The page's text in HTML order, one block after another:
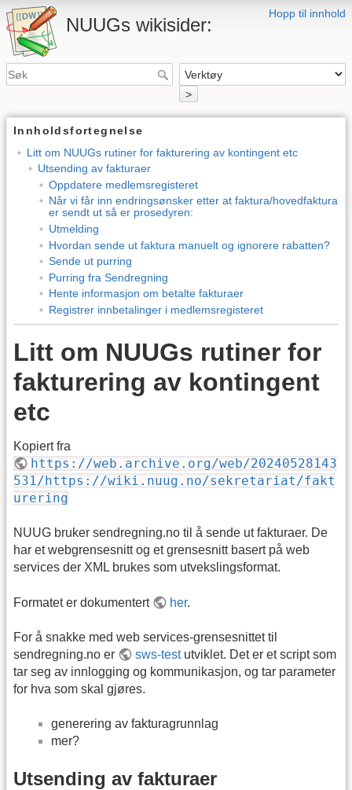
Hopp til innhold
NUUGs wikisider:
>
Innholdsfortegnelse
Litt om NUUGs rutiner for fakturering av kontingent etc
Utsending av fakturaer
Oppdatere medlemsregisteret
Når vi får inn endringsønsker etter at faktura/hovedfaktura
er sendt ut så er prosedyren:
Utmelding
Hvordan sende ut faktura manuelt og ignorere rabatten?
Sende ut purring
Purring fra Sendregning
Hente informasjon om betalte fakturaer
Registrer innbetalinger i medlemsregisteret
Litt om NUUGs rutiner for
fakturering av kontingent
etc
Kopiert fra
https://web.archive.org/web/20240528143
531/https://wiki.nuug.no/sekretariat/fakt
urering
NUUG bruker sendregning.no til å sende ut fakturaer. De
har et webgrensesnitt og et grensesnitt basert på web
services der XML brukes som utvekslingsformat.
Formatet er dokumentert her.
For å snakke med web services-grensesnittet til
sendregning.no er
sws-testutviklet. Det er et script som
tar seg av innlogging og kommunikasjon, og tar parameter
for hva som skal gjøres.
generering av fakturagrunnlag
mer?
Utsending av fakturaer